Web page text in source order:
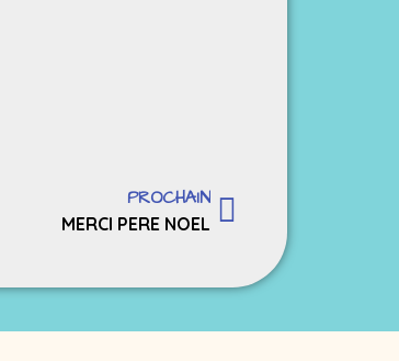
PROCHAIN
MERCI PERE NOEL